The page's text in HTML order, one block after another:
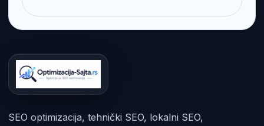
SEO optimizacija, tehnički SEO, lokalni SEO,